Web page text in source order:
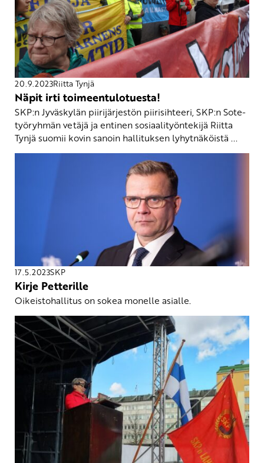
20.9.2023Riitta Tynjä
Näpit irti toimeentulotuesta!
SKP:n Jyväskylän piirijärjestön piirisihteeri, SKP:n Sote-
työryhmän vetäjä ja entinen sosiaalityöntekijä Riitta
Tynjä suomii kovin sanoin hallituksen lyhytnäköistä ...
17.5.2023SKP
Kirje Petterille
Oikeistohallitus on sokea monelle asialle.